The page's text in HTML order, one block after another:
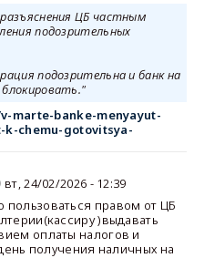
ЦБ частным
подозрительных
подозрительна и банк на
marte-banke-menyayut-
chemu-gotovitsya-
вт, 24/02/2026 - 12:39
пользоваться правом от ЦБ
)выдавать
оплаты налогов и
получения наличных на